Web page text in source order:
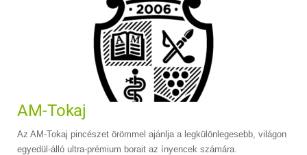
AM-Tokaj
Az AM-Tokaj pincészet örömmel ajánlja a legkülönlegesebb, világon
egyedül-álló ultra-prémium borait az ínyencek számára.